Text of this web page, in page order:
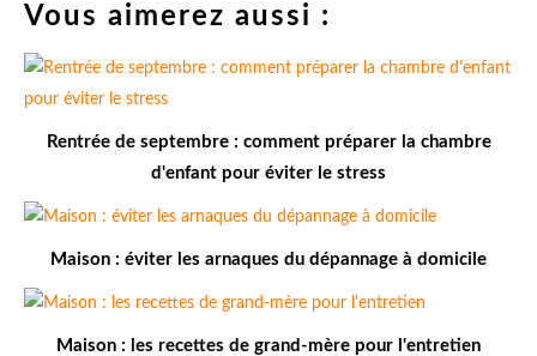
Vous aimerez aussi :
Rentrée de septembre : comment préparer la chambre
d'enfant pour éviter le stress
Maison : éviter les arnaques du dépannage à domicile
Maison : les recettes de grand-mère pour l'entretien